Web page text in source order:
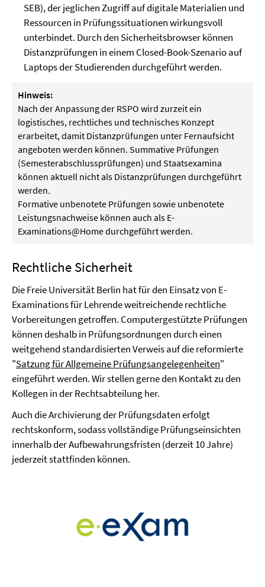
SEB), der jeglichen Zugriff auf digitale Materialien und
Ressourcen in Prüfungssituationen wirkungsvoll
unterbindet. Durch den Sicherheitsbrowser können
Distanzprüfungen in einem Closed-Book-Szenario auf
Laptops der Studierenden durchgeführt werden.
Hinweis:
Nach der Anpassung der RSPO wird zurzeit ein
logistisches, rechtliches und technisches Konzept
erarbeitet, damit Distanzprüfungen unter Fernaufsicht
angeboten werden können. Summative Prüfungen
(Semesterabschlussprüfungen) und Staatsexamina
können aktuell nicht als Distanzprüfungen durchgeführt
werden.
Formative unbenotete Prüfungen sowie unbenotete
Leistungsnachweise können auch als E-
Examinations@Home durchgeführt werden.
Rechtliche Sicherheit
Die Freie Universität Berlin hat für den Einsatz von E-
Examinations für Lehrende weitreichende rechtliche
Vorbereitungen getroffen. Computergestützte Prüfungen
können deshalb in Prüfungsordnungen durch einen
weitgehend standardisierten Verweis auf die reformierte
"Satzung für Allgemeine Prüfungsangelegenheiten"
eingeführt werden. Wir stellen gerne den Kontakt zu den
Kollegen in der Rechtsabteilung her.
Auch die Archivierung der Prüfungsdaten erfolgt
rechtskonform, sodass vollständige Prüfungseinsichten
innerhalb der Aufbewahrungsfristen (derzeit 10 Jahre)
jederzeit stattfinden können.